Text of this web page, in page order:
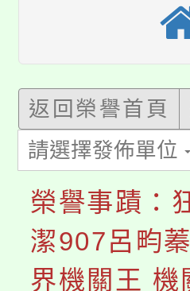
生本土
公告本
代理(課)
代理(課)
轉知中國
《TA101
程，歡迎
心理、諮
系所師生
淨零綠生
會
115年食
程
學期銜接
學籍身
淨零綠領
返回榮譽首頁
請選擇發佈單位
榮譽事蹟：️
潔907呂畇
界機關王